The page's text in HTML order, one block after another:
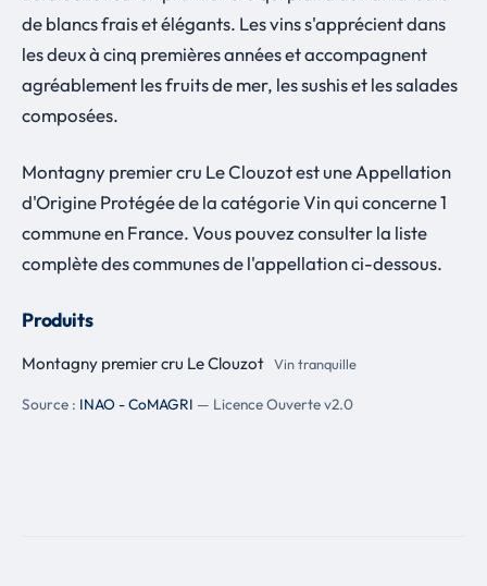
de blancs frais et élégants. Les vins s'apprécient dans
les deux à cinq premières années et accompagnent
agréablement les fruits de mer, les sushis et les salades
composées.
Montagny premier cru Le Clouzot est une Appellation
d'Origine Protégée de la catégorie Vin qui concerne 1
commune en France. Vous pouvez consulter la liste
complète des communes de l'appellation ci-dessous.
Produits
Montagny premier cru Le Clouzot Vin tranquille
Source : INAO - CoMAGRI — Licence Ouverte v2.0